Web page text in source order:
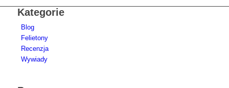
Kategorie
Blog
Felietony
Recenzja
Wywiady